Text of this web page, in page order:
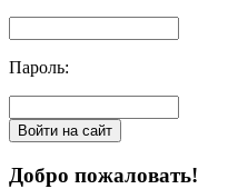
Пароль:
Добро пожаловать!